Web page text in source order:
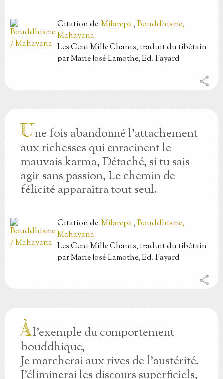
Citationde Milarepa,Bouddhisme,
Mahayana
Les Cent Mille Chants, traduit du tibétain
par Marie José Lamothe, Ed. Fayard
share
Une fois abandonné l’attachement
aux richesses qui enracinent le
mauvais karma, Détaché, si tu sais
agir sans passion, Le chemin de
félicité apparaîtra tout seul.
Citationde Milarepa,Bouddhisme,
Mahayana
Les Cent Mille Chants, traduit du tibétain
par Marie José Lamothe, Ed. Fayard
share
Àl’exemple du comportement
bouddhique,
Je marcherai aux rives de l’austérité.
J’éliminerai les discours superficiels,